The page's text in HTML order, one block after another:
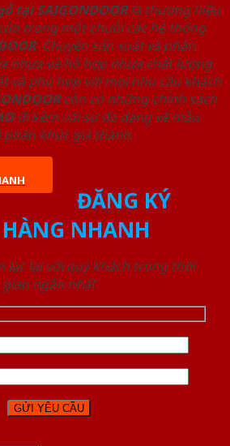
tại SAIGONDOORlà thương hiệu
trong một chuỗi các hệ thống
. Chuyên sản xuất và phân
nhựa và hỗ hợp nhựa chất lượng
và phù hợp với mọi nhu cầu khách
còn có những chính sách
đi kèm với sự đa dạng về mẫu
phân khúc giá thành.
ĐĂNG KÝ
NHANH
lạc lại với quý khách trong thời
gian ngắn nhất